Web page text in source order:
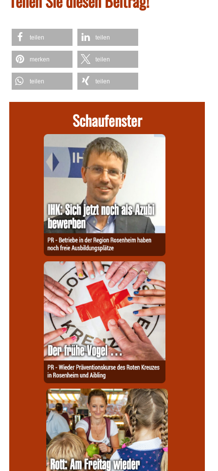
teilen teilen
merken teilen
teilen teilen
Schaufenster